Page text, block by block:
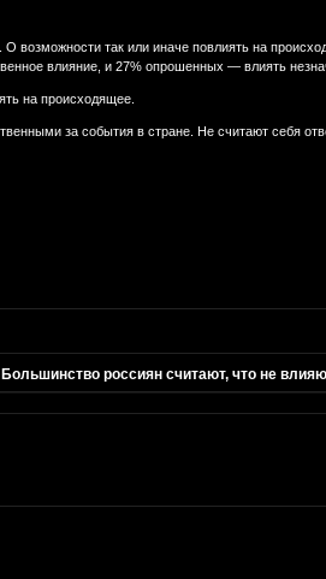
возможности так или иначе повлиять на
влияние, и 27% опрошенных — влиять
на происходящее.
за события в стране. Не считают себя
Большинство россиян считают, что не